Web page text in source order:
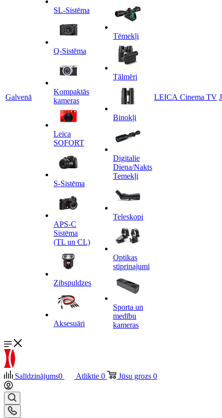
Galvenā
SL-Sistēma
Q-Sistēma
Kompaktās
kameras
Leica
SOFORT
S-Sistēma
APS-C
Sistēma
(TL un CL)
Zibspuldzes
Aksesuāri
Tēmekļi
Tālmēri
Binokļi
Digitalie
Diena/Nakts
Temekļi
Teleskopi
Optikas
stiprinajumi
Sporta un
medību
kameras
LEICA Cinema TV
Salīdzinājums0 Atliktie 0 Jūsu grozs 0